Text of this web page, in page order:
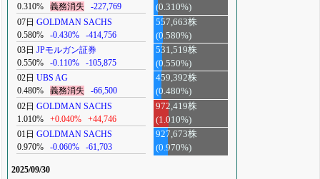
0.310%
義務消失 -227,769
(0.310%)
07日 GOLDMAN SACHS
0.580%
-0.430% -414,756
557,663株
(0.580%)
03日 JPモルガン証券
0.550%
-0.110% -105,875
531,519株
(0.550%)
02日 UBS AG
0.480%
義務消失 -66,500
459,392株
(0.480%)
02日 GOLDMAN SACHS
1.010%
+0.040% +44,746
972,419株
(1.010%)
01日 GOLDMAN SACHS
0.970%
-0.060% -61,703
927,673株
(0.970%)
2025/09/30